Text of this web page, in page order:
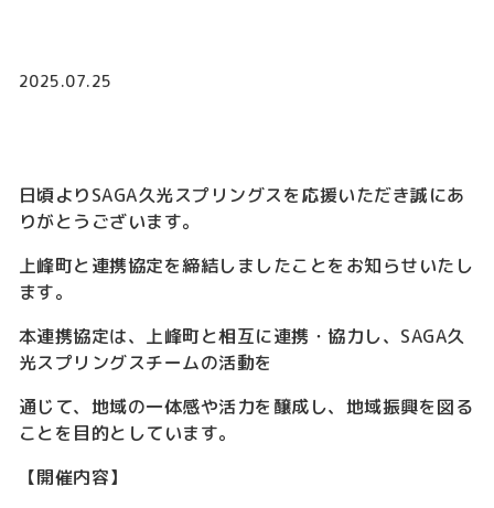
2025.07.25
日頃よりSAGA久光スプリングスを応援いただき誠にあ
りがとうございます。
上峰町と連携協定を締結しましたことをお知らせいたし
ます。
本連携協定は、上峰町と相互に連携・協力し、 SAGA久
光スプリングスチームの活動を
通じて、地域の一体感や活力を醸成し、地域振興を図る
ことを目的としています。
【開催内容】